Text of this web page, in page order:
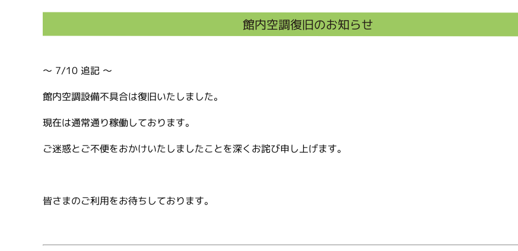
館内空調復旧のお知らせ
～ 7/10 追記 ～
館内空調設備不具合は復旧いたしました。
現在は通常通り稼働しております。
ご迷惑とご不便をおかけいたしましたことを深くお詫び申し上げます。
皆さまのご利用をお待ちしております。